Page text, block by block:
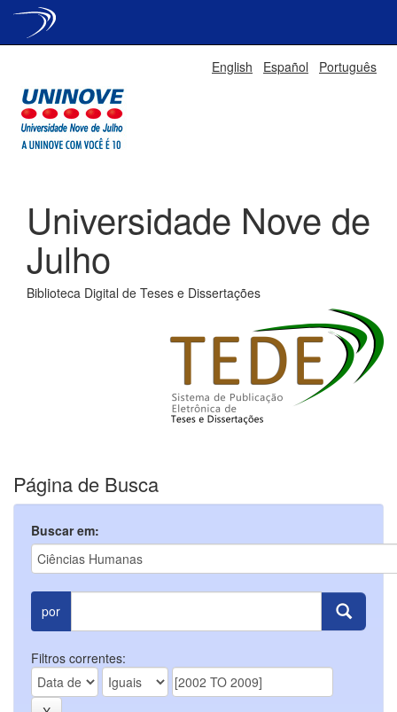
English Español Português
Universidade Nove de
Julho
Biblioteca Digital de Teses e Dissertações
Página de Busca
Buscar em:
por
Filtros correntes: